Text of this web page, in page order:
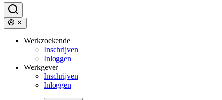
Werkzoekende
Inschrijven
Inloggen
Werkgever
Inschrijven
Inloggen